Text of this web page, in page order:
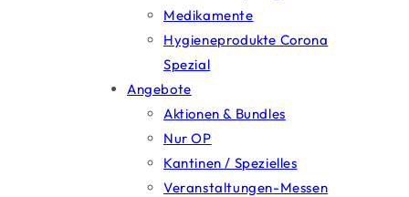
Medikamente
Hygieneprodukte Corona
Spezial
Angebote
Aktionen & Bundles
Nur OP
Kantinen / Spezielles
Veranstaltungen-Messen